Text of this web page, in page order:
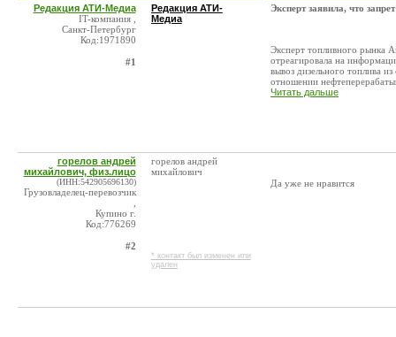
Редакция АТИ-Медиа
IT-компания ,
Санкт-Петербург
Код:1971890
#1
Редакция АТИ-
Медиа
Эксперт заявила, что
Эксперт топливного рынка
отреагировала на
вывоз дизельного топлива
отношении
Читать дальше
горелов андрей
михайлович, физ.лицо
(ИНН:542905696130)
Грузовладелец-перевозчик
Купино г.
Код:776269
#2
горелов андрей
михайлович
* контакт был изменен или
удален
Да уже не нравится